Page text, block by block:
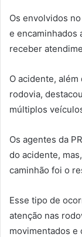
Os envolvidos
e encaminhados
receber
O acidente,
rodovia,
múltiplos
Os agentes da
do acidente,
caminhão foi o
Esse tipo de
atenção nas
movimentados e